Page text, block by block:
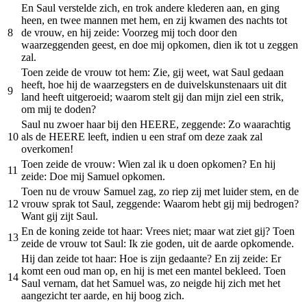
8
En Saul verstelde zich, en trok andere klederen aan, en ging
heen, en twee mannen met hem, en zij kwamen des nachts tot
de vrouw, en hij zeide: Voorzeg mij toch door den
waarzeggenden geest, en doe mij opkomen, dien ik tot u zeggen
zal.
9
Toen zeide de vrouw tot hem: Zie, gij weet, wat Saul gedaan
heeft, hoe hij de waarzegsters en de duivelskunstenaars uit dit
land heeft uitgeroeid; waarom stelt gij dan mijn ziel een strik,
om mij te doden?
10
Saul nu zwoer haar bij den HEERE, zeggende: Zo waarachtig
als de HEERE leeft, indien u een straf om deze zaak zal
overkomen!
11
Toen zeide de vrouw: Wien zal ik u doen opkomen? En hij
zeide: Doe mij Samuel opkomen.
12
Toen nu de vrouw Samuel zag, zo riep zij met luider stem, en de
vrouw sprak tot Saul, zeggende: Waarom hebt gij mij bedrogen?
Want gij zijt Saul.
13
En de koning zeide tot haar: Vrees niet; maar wat ziet gij? Toen
zeide de vrouw tot Saul: Ik zie goden, uit de aarde opkomende.
14
Hij dan zeide tot haar: Hoe is zijn gedaante? En zij zeide: Er
komt een oud man op, en hij is met een mantel bekleed. Toen
Saul vernam, dat het Samuel was, zo neigde hij zich met het
aangezicht ter aarde, en hij boog zich.